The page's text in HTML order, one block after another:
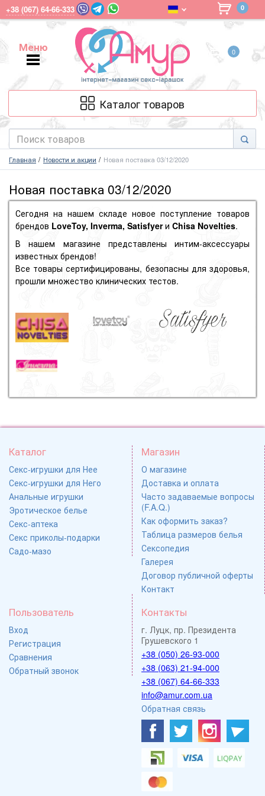
+38 (067) 64-66-333 0
Меню
Меню
0
Каталог товаров
Главная Новости и акции Новая поставка 03/12/2020
Новая поставка 03/12/2020
Сегодня на нашем складе новое поступление товаров
брендов LoveToy, Inverma, Satisfyerи Chisa Novelties.
В нашем магазине представлены интим-аксессуары
известных брендов!
Все товары сертифицированы, безопасны для здоровья,
прошли множество клинических тестов.
Каталог
Секс-игрушки для Нее
Секс-игрушки для Него
Анальные игрушки
Эротическое белье
Секс-аптека
Секс приколы-подарки
Садо-мазо
Магазин
О магазине
Доставка и оплата
Часто задаваемые вопросы
(F.A.Q.)
Как оформить заказ?
Таблица размеров белья
Сексопедия
Галерея
Договор публичной оферты
Контакт
Пользователь
Вход
Регистрация
Сравнения
Обратный звонок
Контакты
г. Луцк, пр. Президента
Грушевского 1
+38 (050) 26-93-000
+38 (063) 21-94-000
+38 (067) 64-66-333
info@amur.com.ua
Обратная связь